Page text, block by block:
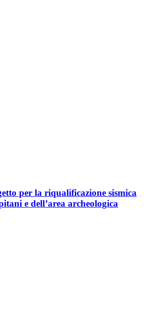
per la riqualificazione sismica
e dell’area archeologica